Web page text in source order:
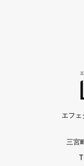
エフ
三宮